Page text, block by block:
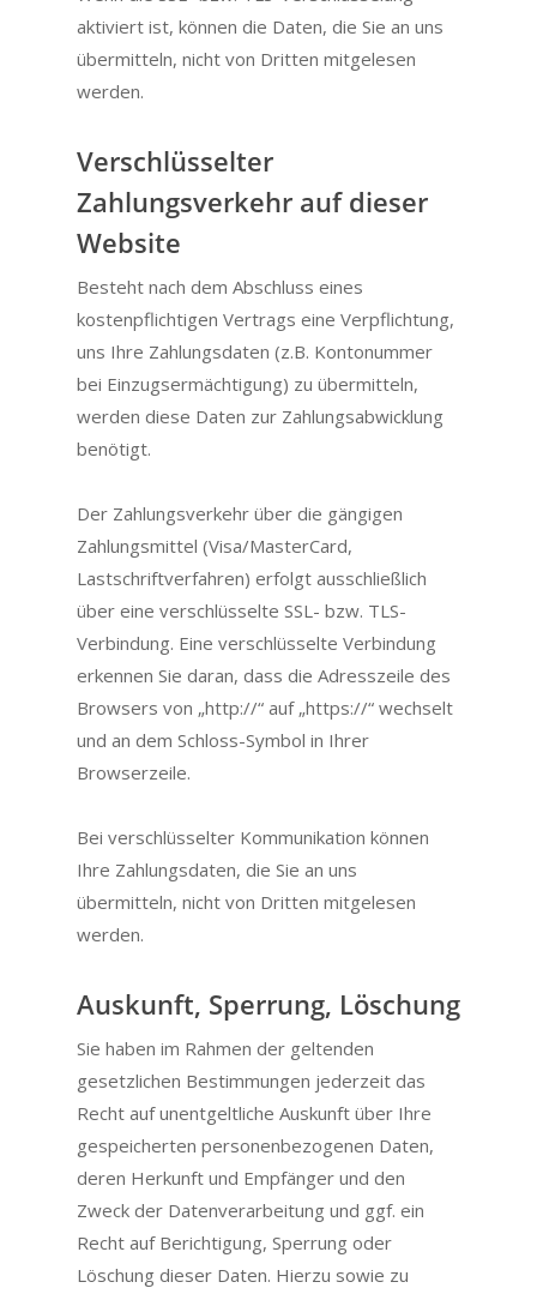
aktiviert ist, können die Daten, die Sie an uns
übermitteln, nicht von Dritten mitgelesen
werden.
Verschlüsselter
Zahlungsverkehr auf dieser
Website
Besteht nach dem Abschluss eines
kostenpflichtigen Vertrags eine Verpflichtung,
uns Ihre Zahlungsdaten (z.B. Kontonummer
bei Einzugsermächtigung) zu übermitteln,
werden diese Daten zur Zahlungsabwicklung
benötigt.
Der Zahlungsverkehr über die gängigen
Zahlungsmittel (Visa/MasterCard,
Lastschriftverfahren) erfolgt ausschließlich
über eine verschlüsselte SSL- bzw. TLS-
Verbindung. Eine verschlüsselte Verbindung
erkennen Sie daran, dass die Adresszeile des
Browsers von „http://“ auf „https://“ wechselt
und an dem Schloss-Symbol in Ihrer
Browserzeile.
Bei verschlüsselter Kommunikation können
Ihre Zahlungsdaten, die Sie an uns
übermitteln, nicht von Dritten mitgelesen
werden.
Auskunft, Sperrung, Löschung
Sie haben im Rahmen der geltenden
gesetzlichen Bestimmungen jederzeit das
Recht auf unentgeltliche Auskunft über Ihre
gespeicherten personenbezogenen Daten,
deren Herkunft und Empfänger und den
Zweck der Datenverarbeitung und ggf. ein
Recht auf Berichtigung, Sperrung oder
Löschung dieser Daten. Hierzu sowie zu